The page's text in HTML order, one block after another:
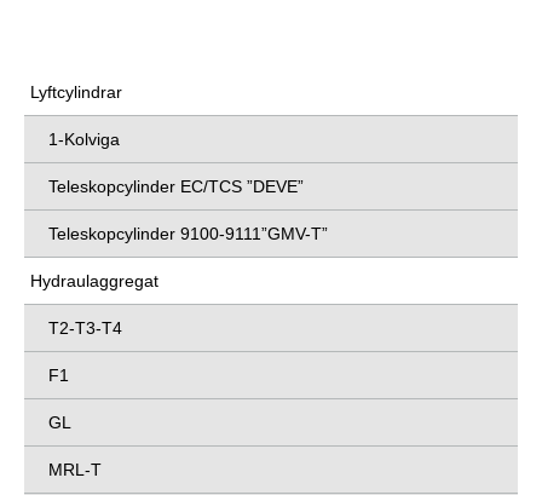
Lyftcylindrar
1-Kolviga
Teleskopcylinder EC/TCS ”DEVE”
Teleskopcylinder 9100-9111”GMV-T”
Hydraulaggregat
T2-T3-T4
F1
GL
MRL-T